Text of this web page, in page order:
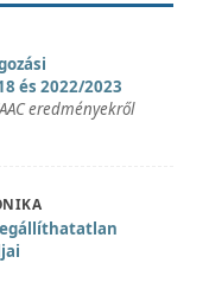
és 2022/2023
eredményekről